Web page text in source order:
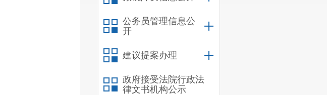
公务员管理信息公
开
建议提案办理
政府接受法院行政法
律文书机构公示